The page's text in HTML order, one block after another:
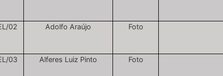
02 Adolfo Araújo Foto
03 Alferes Luiz Pinto Foto